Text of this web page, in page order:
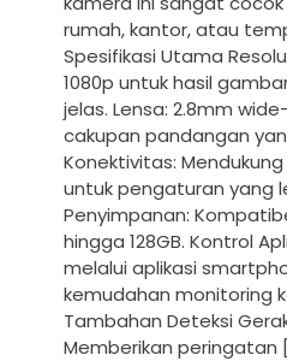
rumah, kantor, atau
Spesifikasi Utama
1080p untuk hasil
jelas. Lensa: 2.8mm
cakupan pandangan
Konektivitas:
untuk pengaturan yang
Penyimpanan:
hingga 128GB. Kontrol
melalui aplikasi
kemudahan monitoring
Tambahan Deteksi
Memberikan peringatan